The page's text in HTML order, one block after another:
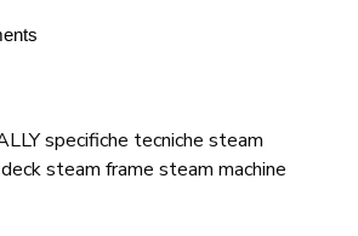
specifiche tecniche steam
steam frame steam machine